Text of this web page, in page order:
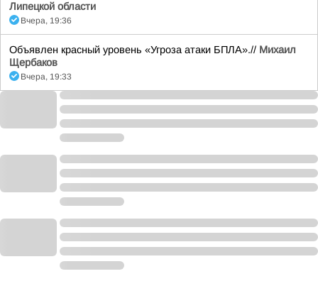
Липецкой области
Вчера, 19:36
Объявлен красный уровень «Угроза атаки БПЛА».// Михаил
Щербаков
Вчера, 19:33